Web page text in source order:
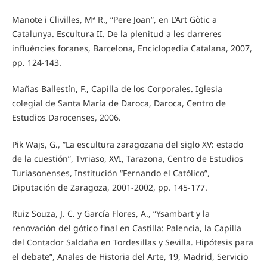
Manote i Clivilles, Mª R., “Pere Joan”, en L’Art Gòtic a
Catalunya. Escultura II. De la plenitud a les darreres
influències foranes, Barcelona, Enciclopedia Catalana, 2007,
pp. 124-143.
Mañas Ballestín, F., Capilla de los Corporales. Iglesia
colegial de Santa María de Daroca, Daroca, Centro de
Estudios Darocenses, 2006.
Pik Wajs, G., “La escultura zaragozana del siglo XV: estado
de la cuestión”, Tvriaso, XVI, Tarazona, Centro de Estudios
Turiasonenses, Institución “Fernando el Católico”,
Diputación de Zaragoza, 2001-2002, pp. 145-177.
Ruiz Souza, J. C. y García Flores, A., “Ysambart y la
renovación del gótico final en Castilla: Palencia, la Capilla
del Contador Saldaña en Tordesillas y Sevilla. Hipótesis para
el debate”, Anales de Historia del Arte, 19, Madrid, Servicio